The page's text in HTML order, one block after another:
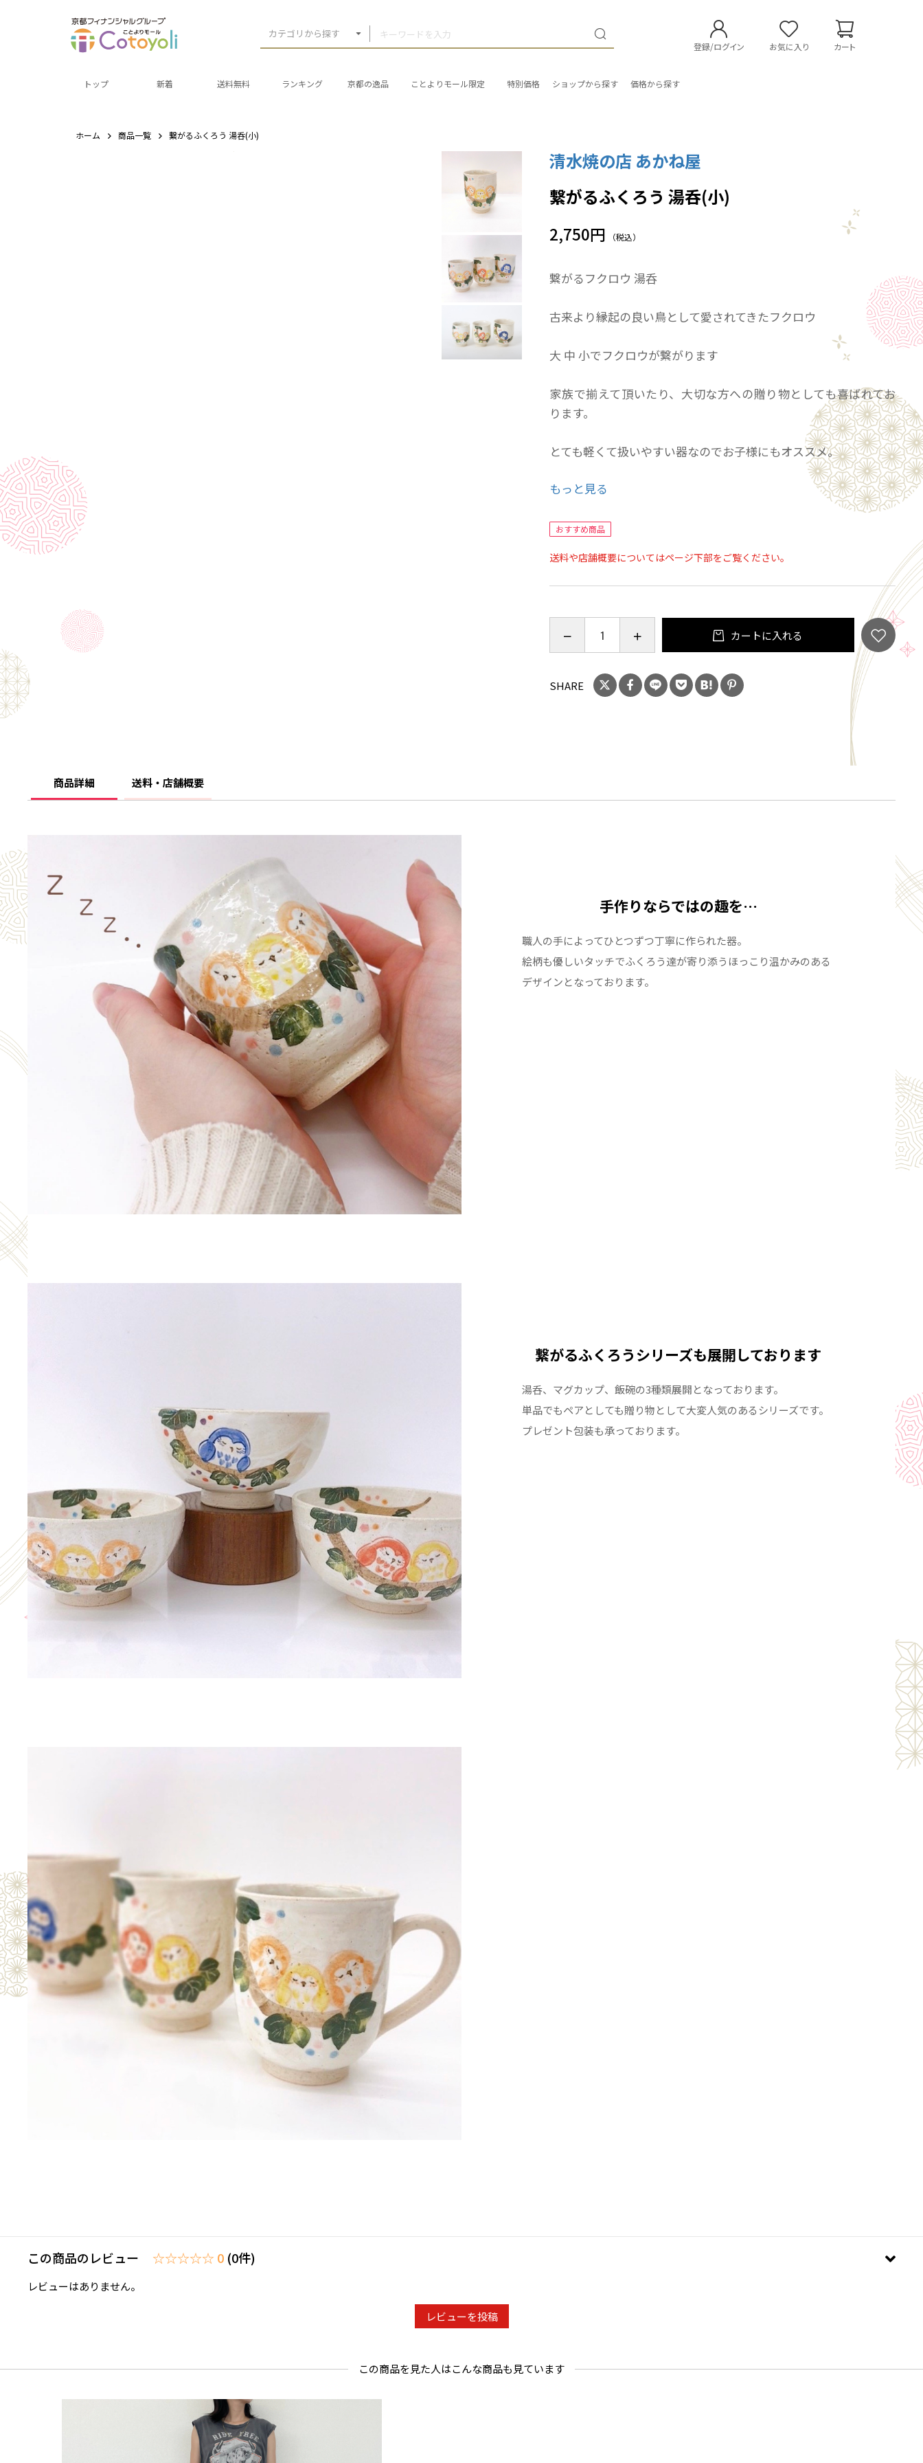
カテゴリから探す
登録/ログイン お気に入り カート
トップ 新着 送料無料 ランキング 京都の逸品 ことよりモール限定 特別価格 ショップから探す 価格から探す
ホーム 商品一覧 繋がるふくろう 湯呑(小)
清水焼の店 あかね屋
繋がるふくろう 湯呑(小)
2,750円 （税込）
繋がるフクロウ 湯呑
古来より縁起の良い鳥として愛されてきたフクロウ
大 中 小でフクロウが繋がります
家族で揃えて頂いたり、大切な方への贈り物としても喜ばれてお
ります。
とても軽くて扱いやすい器なのでお子様にもオススメ。
サイズ：径６５×高さ８０㎜
当作品はひとつひとつ手作業で作っております。
若干風合いや色合いが異なる場合がございますので、ご了承下さ
電子レンジ ○
オーブン ×
使用後食器は汚れを落とし、よく乾燥させてから収納して下さ
ーーーーーーーーーーーーーーーーーーーー
もっと見る
おすすめ商品
送料や店舗概要についてはページ下部をご覧ください。
カートに入れる
SHARE
商品詳細 送料・店舗概要
手作りならではの趣を…
職人の手によってひとつずつ丁寧に作られた器。
絵柄も優しいタッチでふくろう達が寄り添うほっこり温かみのある
デザインとなっております。
繋がるふくろうシリーズも展開しております
湯呑、マグカップ、飯碗の3種類展開となっております。
単品でもペアとしても贈り物として大変人気のあるシリーズです。
プレゼント包装も承っております。
この商品のレビュー ☆☆☆☆☆ 0 (0件)
レビューはありません。
レビューを投稿
この商品を見た人はこんな商品も見ています